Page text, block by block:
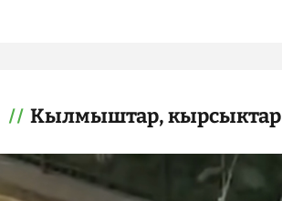
Кылмыштар, кырсыктар